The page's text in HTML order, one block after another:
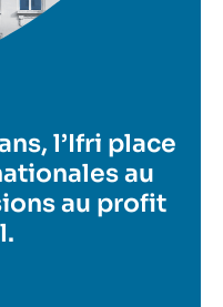
l’Ifri place
au
au profit